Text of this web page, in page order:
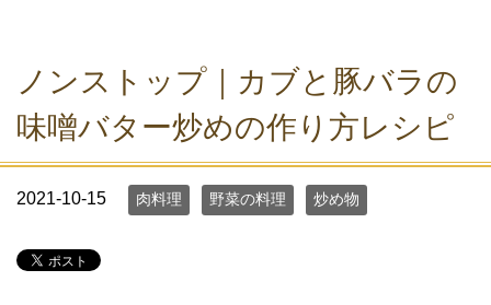
ノンストップ｜カブと豚バラの
味噌バター炒めの作り方レシピ
2021-10-15 肉料理 野菜の料理 炒め物